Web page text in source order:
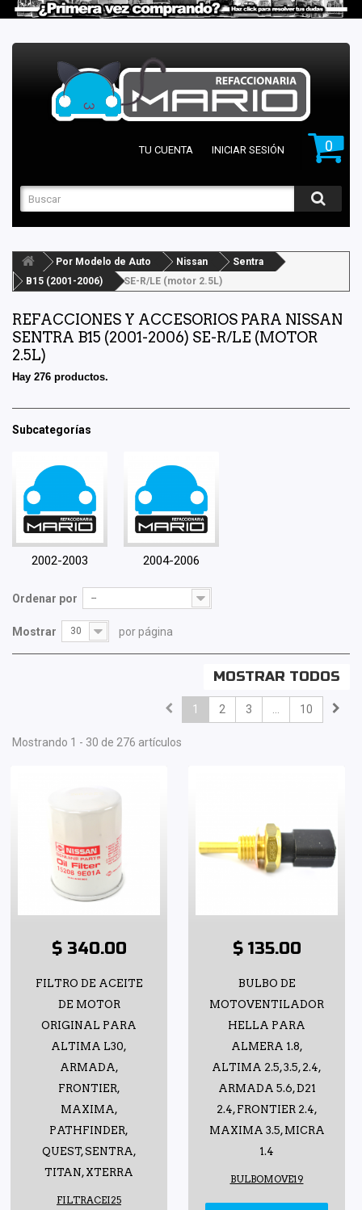
0
TU CUENTA INICIAR SESIÓN
Por Modelo de Auto Nissan
Sentra
B15 (2001-2006)
SE-R/LE (motor 2.5L)
REFACCIONES Y ACCESORIOS PARA NISSAN
SENTRA B15 (2001-2006) SE-R/LE (MOTOR
2.5L)
Hay 276 productos.
Subcategorías
2002-2003 2004-2006
Ordenar por --
Mostrar 30 por página
MOSTRAR TODOS
1 2 3 ... 10
Mostrando 1 - 30 de 276 artículos
$ 340.00
FILTRO DE ACEITE
DE MOTOR
ORIGINAL PARA
ALTIMA L30,
ARMADA,
FRONTIER,
MAXIMA,
PATHFINDER,
QUEST, SENTRA,
TITAN, XTERRA
FILTRACEI25
$ 135.00
BULBO DE
MOTOVENTILADOR
HELLA PARA
ALMERA 1.8,
ALTIMA 2.5, 3.5, 2.4,
ARMADA 5.6, D21
2.4, FRONTIER 2.4,
MAXIMA 3.5, MICRA
1.4
BULBOMOVE19